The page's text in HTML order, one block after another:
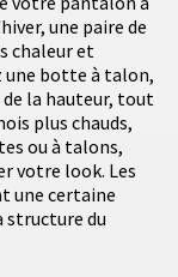
une paire de
chaleur et
une botte à talon,
la hauteur, tout
plus chauds,
ou à talons,
votre look. Les
une certaine
du